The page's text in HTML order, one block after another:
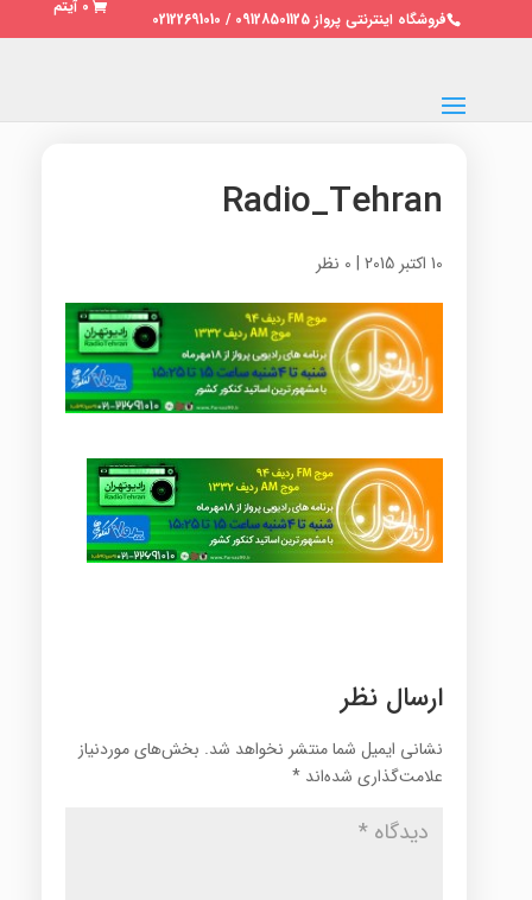
فروشگاه اینترنتی پرواز 09128501125 / 02122691010
0 آیتم
Radio_Tehran
10 اکتبر 2015 | 0 نظر
ارسال نظر
نشانی ایمیل شما منتشر نخواهد شد. بخش‌های موردنیاز
علامت‌گذاری شده‌اند *